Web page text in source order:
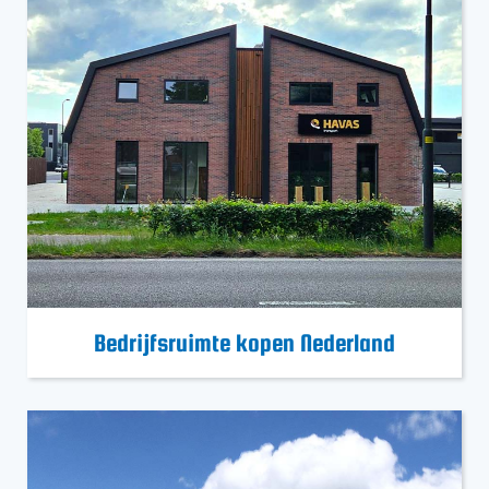
Bedrijfsruimte kopen Nederland